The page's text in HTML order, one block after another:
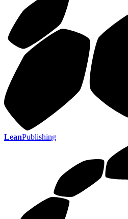
LeanPublishing